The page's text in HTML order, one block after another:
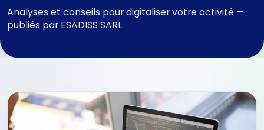
Analyses et conseils pour digitaliser votre activité —
publiés par ESADISS SARL.